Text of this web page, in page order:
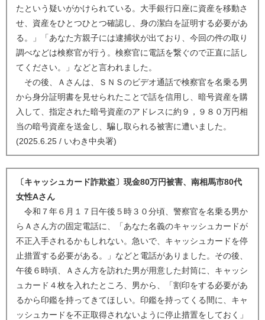
たという疑いがかけられている。大手銀行口座に資産を移動さ
せ、資産をひとつひとつ確認し、身の潔白を証明する必要があ
る。」「あなた方親子には逮捕状が出ており、今回の件の取り
調べなどは検察官が行う。検察官に電話を繋ぐので正直に話し
てください。」などと言われました。
その後、Ａさんは、ＳＮＳのビデオ通話で検察官を名乗る男
から身分証明書を見せられたことで話を信用し、暗号資産を購
入して、指定された暗号資産のアドレスに約９，９８０万円相
当の暗号資産を送金し、騙し取られる被害に遭いました。
(2025.6.25 / いわき中央署)
〔キャッシュカード詐欺盗〕現金80万円被害、南相馬市80代
女性Aさん
令和７年６月１７日午後５時３０分頃、警察官を名乗る男か
らＡさん方の固定電話に、「あなた名義のキャッシュカードが
不正入手されるかもしれない。急いで、キャッシュカードを停
止措置する必要がある。」などと電話がありました。その後、
午後６時頃、Ａさん方を訪れた男が用意した封筒に、キャッシ
ュカード４枚を入れたところ、男から、「割印をする必要があ
るから印鑑を持ってきてほしい。印鑑を持ってくる間に、キャ
ッシュカードを不正取得されないように停止措置をしておく」